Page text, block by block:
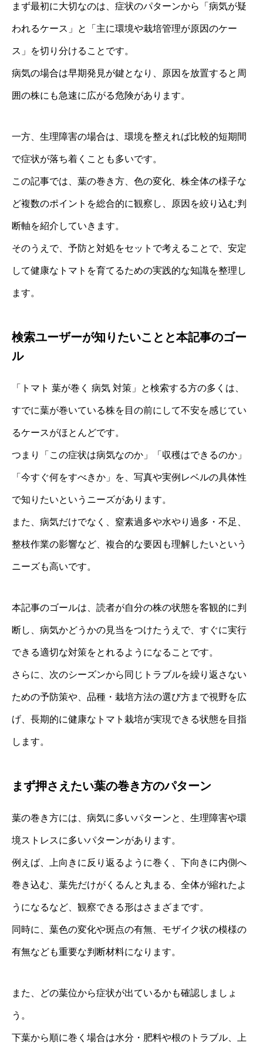
まず最初に大切なのは、症状のパターンから「病気が疑
われるケース」と「主に環境や栽培管理が原因のケー
ス」を切り分けることです。
病気の場合は早期発見が鍵となり、原因を放置すると周
囲の株にも急速に広がる危険があります。
一方、生理障害の場合は、環境を整えれば比較的短期間
で症状が落ち着くことも多いです。
この記事では、葉の巻き方、色の変化、株全体の様子な
ど複数のポイントを総合的に観察し、原因を絞り込む判
断軸を紹介していきます。
そのうえで、予防と対処をセットで考えることで、安定
して健康なトマトを育てるための実践的な知識を整理し
ます。
検索ユーザーが知りたいことと本記事のゴー
ル
「トマト 葉が巻く 病気 対策」と検索する方の多くは、
すでに葉が巻いている株を目の前にして不安を感じてい
るケースがほとんどです。
つまり「この症状は病気なのか」「収穫はできるのか」
「今すぐ何をすべきか」を、写真や実例レベルの具体性
で知りたいというニーズがあります。
また、病気だけでなく、窒素過多や水やり過多・不足、
整枝作業の影響など、複合的な要因も理解したいという
ニーズも高いです。
本記事のゴールは、読者が自分の株の状態を客観的に判
断し、病気かどうかの見当をつけたうえで、すぐに実行
できる適切な対策をとれるようになることです。
さらに、次のシーズンから同じトラブルを繰り返さない
ための予防策や、品種・栽培方法の選び方まで視野を広
げ、長期的に健康なトマト栽培が実現できる状態を目指
します。
まず押さえたい葉の巻き方のパターン
葉の巻き方には、病気に多いパターンと、生理障害や環
境ストレスに多いパターンがあります。
例えば、上向きに反り返るように巻く、下向きに内側へ
巻き込む、葉先だけがくるんと丸まる、全体が縮れたよ
うになるなど、観察できる形はさまざまです。
同時に、葉色の変化や斑点の有無、モザイク状の模様の
有無なども重要な判断材料になります。
また、どの葉位から症状が出ているかも確認しましょ
う。
下葉から順に巻く場合は水分・肥料や根のトラブル、上